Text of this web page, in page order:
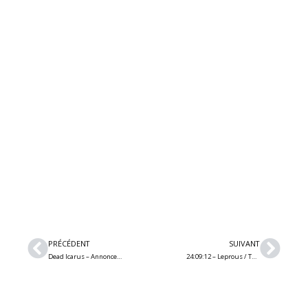
Précédent
PRÉCÉDENT SUIVANT